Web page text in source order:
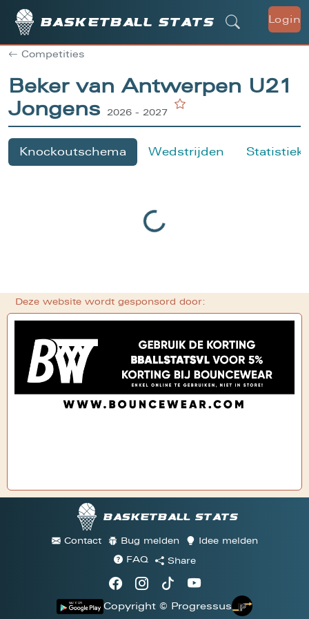
Basketball stats Login
Competities
Beker van Antwerpen U21
Jongens
2026 - 2027
Knockoutschema Wedstrijden
Deze website wordt gesponsord door:
Basketball stats
Contact Bug melden
Idee melden
FAQ
Share
Copyright © Progressus